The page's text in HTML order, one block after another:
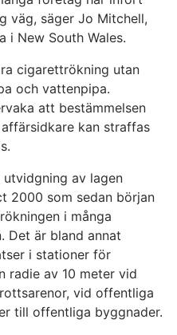
väg, säger Jo Mitchell,
New South Wales.
cigarettrökning utan
och vattenpipa.
att bestämmelsen
kan straffas
av lagen
2000 som sedan början
i många
Det är bland annat
i stationer för
radie av 10 meter vid
vid offentliga
till offentliga byggnader.